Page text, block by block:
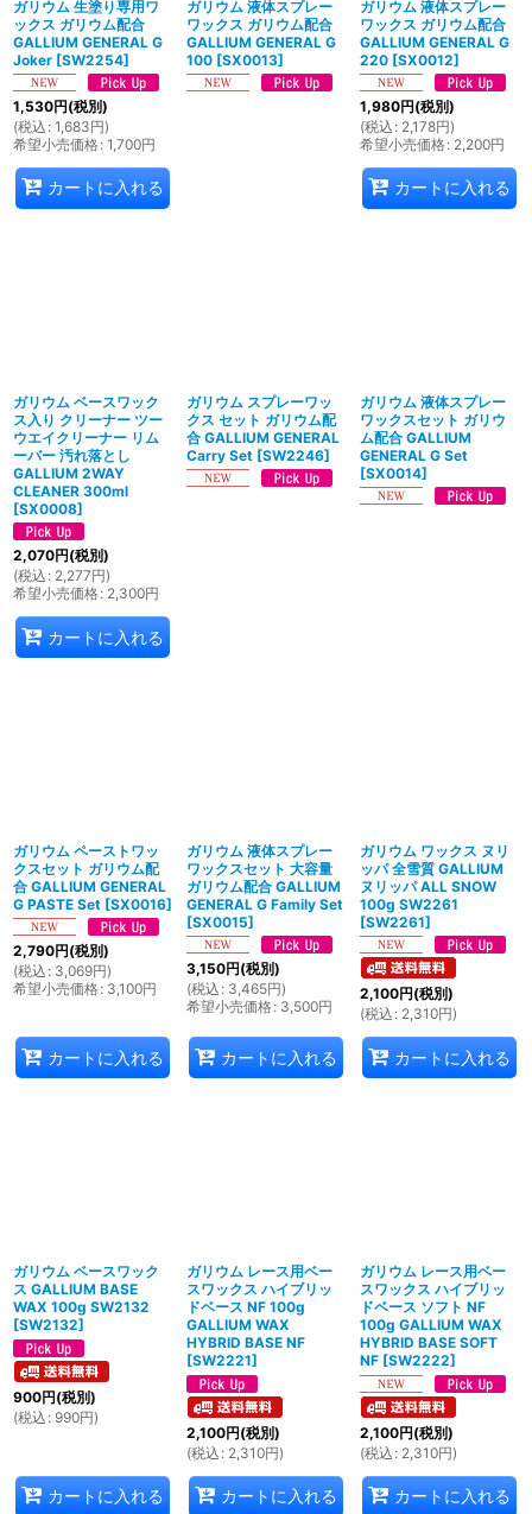
ガリウム 生塗り専用ワ
ックス ガリウム配合
GALLIUM GENERAL G
Joker [SW2254]
1,530円(税別)
(税込 : 1,683円)
希望小売価格: 1,700円
カートに入れる
ガリウム 液体スプレー
ワックス ガリウム配合
GALLIUM GENERAL G
100 [SX0013]
ガリウム 液体スプレー
ワックス ガリウム配合
GALLIUM GENERAL G
220 [SX0012]
1,980円(税別)
(税込 : 2,178円)
希望小売価格: 2,200円
カートに入れる
ガリウム ベースワック
ス入り クリーナー ツー
ウエイクリーナー リム
ーバー 汚れ落とし
GALLIUM 2WAY
CLEANER 300ml
[SX0008]
2,070円(税別)
(税込 : 2,277円)
希望小売価格: 2,300円
カートに入れる
ガリウム スプレーワッ
クス セット ガリウム配
合 GALLIUM GENERAL
Carry Set [SW2246]
ガリウム 液体スプレー
ワックスセット ガリウ
ム配合 GALLIUM
GENERAL G Set
[SX0014]
ガリウム ペーストワッ
クスセット ガリウム配
合 GALLIUM GENERAL
G PASTE Set [SX0016]
2,790円(税別)
(税込 : 3,069円)
希望小売価格: 3,100円
カートに入れる
ガリウム 液体スプレー
ワックスセット 大容量
ガリウム配合 GALLIUM
GENERAL G Family Set
[SX0015]
3,150円(税別)
(税込 : 3,465円)
希望小売価格: 3,500円
カートに入れる
ガリウム ワックス ヌリ
ッパ 全雪質 GALLIUM
ヌリッパ ALL SNOW
100g SW2261
[SW2261]
2,100円(税別)
(税込 : 2,310円)
カートに入れる
ガリウム ベースワック
ス GALLIUM BASE
WAX 100g SW2132
[SW2132]
900円(税別)
(税込 : 990円)
カートに入れる
ガリウム レース用ベー
スワックス ハイブリッ
ドベース NF 100g
GALLIUM WAX
HYBRID BASE NF
[SW2221]
2,100円(税別)
(税込 : 2,310円)
カートに入れる
ガリウム レース用ベー
スワックス ハイブリッ
ドベース ソフト NF
100g GALLIUM WAX
HYBRID BASE SOFT
NF [SW2222]
2,100円(税別)
(税込 : 2,310円)
カートに入れる